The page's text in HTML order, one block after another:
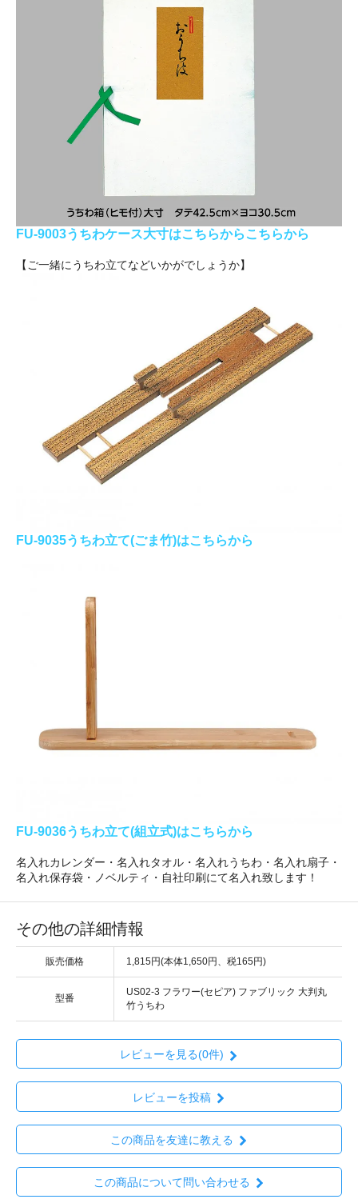
FU-9003うちわケース大寸はこちらからこちらから
【ご一緒にうちわ立てなどいかがでしょうか】
FU-9035うちわ立て(ごま竹)はこちらから
FU-9036うちわ立て(組立式)はこちらから
名入れカレンダー・名入れタオル・名入れうちわ・名入れ扇子・
名入れ保存袋・ノベルティ・自社印刷にて名入れ致します！
その他の詳細情報
販売価格 1,815円(本体1,650円、税165円)
型番
US02-3 フラワー(セピア) ファブリック 大判丸
竹うちわ
レビューを見る(0件)
レビューを投稿
この商品を友達に教える
この商品について問い合わせる